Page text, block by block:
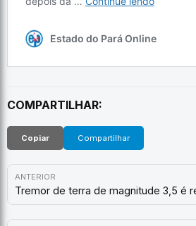
COMPARTILHAR:
Copiar Compartilhar
ANTERIOR
Tremor de terra de magnitude 3,5 é